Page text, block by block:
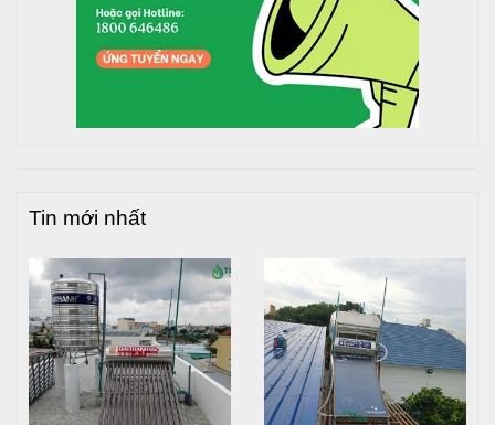
Bước 7 Khoan lỗ vít nở cố định với nền:
Đặt chân vào vị trí lấy dấu lỗ vít nở ở đế chân, khoan lỗ chờ
theo đánh dấu. Bước này cần những dụng cụ sau: Khoan,
cố định chân đế với bồn tránh các nguy cơ gây nguy hiểm.
Đến đây chúng ta đã hoàn thành xong cách lắp đặt bồn
nước inox trên mặt phẳng cố định.
Tin mới nhất